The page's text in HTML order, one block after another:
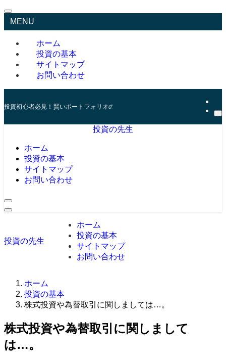
MENU
ホーム
投資の基本
サイトマップ
お問い合わせ
投資初心者必見！賢いポートフォリオの組み方とリスク管理の秘訣
投資の先生
ホーム
投資の基本
サイトマップ
お問い合わせ
投資の先生
ホーム
投資の基本
サイトマップ
お問い合わせ
ホーム
投資の基本
株式投資や為替取引に関しましては…。
株式投資や為替取引に関しまして
は…。